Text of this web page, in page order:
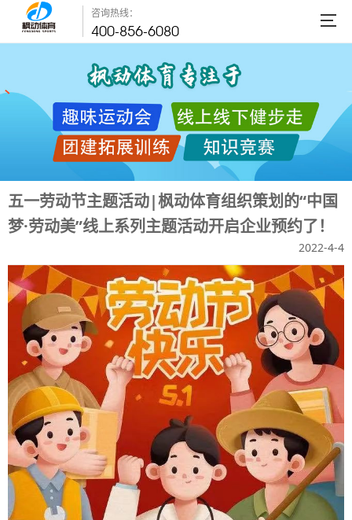
咨询热线：
400-856-6080
五一劳动节主题活动|枫动体育组织策划的“中国
梦·劳动美”线上系列主题活动开启企业预约了！
2022-4-4